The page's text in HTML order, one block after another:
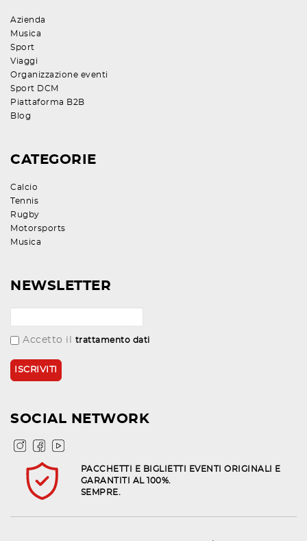
Azienda
Musica
Sport
Viaggi
Organizzazione eventi
Sport DCM
Piattaforma B2B
Blog
CATEGORIE
Calcio
Tennis
Rugby
Motorsports
Musica
NEWSLETTER
Accetto il trattamento dati
SOCIAL NETWORK
PACCHETTI E BIGLIETTI EVENTI ORIGINALI E
GARANTITI AL 100%.
SEMPRE.